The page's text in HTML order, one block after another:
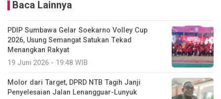
Baca Lainnya
PDIP Sumbawa Gelar Soekarno Volley Cup
2026, Usung Semangat Satukan Tekad
Menangkan Rakyat
19 Juni 2026 - 19:48 WIB
Molor dari Target, DPRD NTB Tagih Janji
Penyelesaian Jalan Lenangguar-Lunyuk